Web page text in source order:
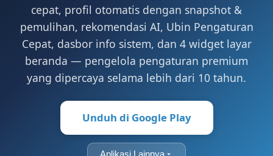
cepat, profil otomatis dengan snapshot &
pemulihan, rekomendasi AI, Ubin Pengaturan
Cepat, dasbor info sistem, dan 4 widget layar
beranda — pengelola pengaturan premium
yang dipercaya selama lebih dari 10 tahun.
Unduh di Google Play